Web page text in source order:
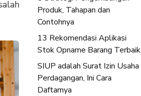
Produk, Tahapan dan
Contohnya
13 Rekomendasi Aplikasi
Stok Opname Barang Terbaik
SIUP adalah Surat Izin Usaha
Perdagangan, Ini Cara
Daftarnya